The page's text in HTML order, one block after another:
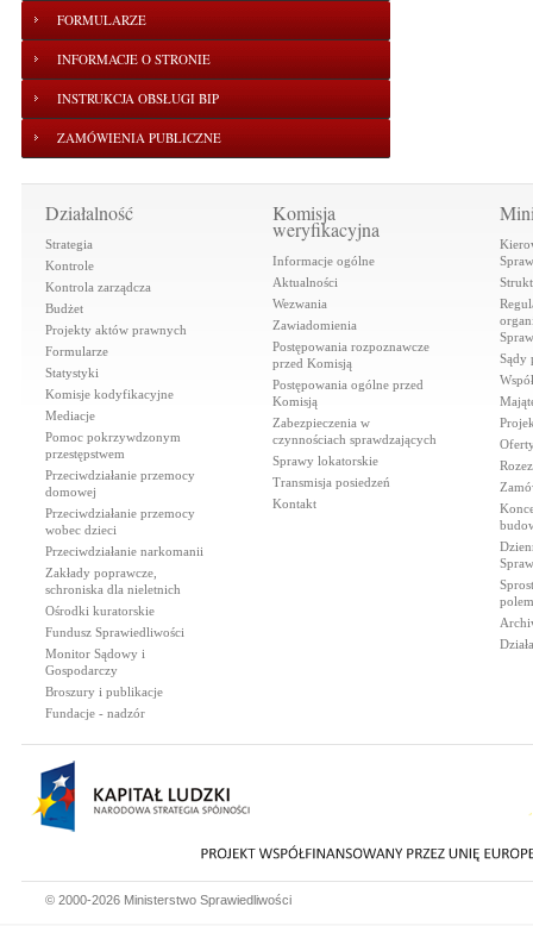
FORMULARZE
INFORMACJE O STRONIE
INSTRUKCJA OBSŁUGI BIP
ZAMÓWIENIA PUBLICZNE
Działalność
Strategia
Kontrole
Kontrola zarządcza
Budżet
Projekty aktów prawnych
Formularze
Statystyki
Komisje kodyfikacyjne
Mediacje
Pomoc pokrzywdzonym
przestępstwem
Przeciwdziałanie przemocy
domowej
Przeciwdziałanie przemocy
wobec dzieci
Przeciwdziałanie narkomanii
Zakłady poprawcze,
schroniska dla nieletnich
Ośrodki kuratorskie
Fundusz Sprawiedliwości
Monitor Sądowy i
Gospodarczy
Broszury i publikacje
Fundacje - nadzór
Komisja
weryfikacyjna
Informacje ogólne
Aktualności
Wezwania
Zawiadomienia
Postępowania rozpoznawcze
przed Komisją
Postępowania ogólne przed
Komisją
Zabezpieczenia w
czynnościach sprawdzających
Sprawy lokatorskie
Transmisja posiedzeń
Kontakt
Sądy
© 2000-2026 Ministerstwo Sprawiedliwości